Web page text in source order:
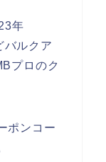
年
バルクア
プロのク
ポンコー